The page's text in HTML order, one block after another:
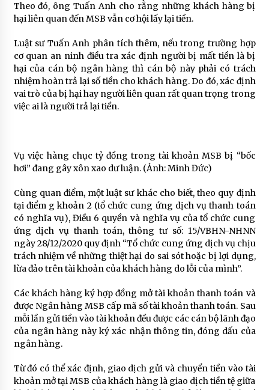
Theo đó, ông Tuấn Anh cho rằng những khách hàng bị
hại liên quan đến MSB vẫn cơ hội lấy lại tiền.
Luật sư Tuấn Anh phân tích thêm, nếu trong trường hợp
cơ quan an ninh điều tra xác định người bị mất tiền là bị
hại của cán bộ ngân hàng thì cán bộ này phải có trách
nhiệm hoàn trả lại số tiền cho khách hàng. Do đó, xác định
vai trò của bị hại hay người liên quan rất quan trọng trong
việc ai là người trả lại tiền.
Vụ việc hàng chục tỷ đồng trong tài khoản MSB bị “bốc
hơi” đang gây xôn xao dư luận. (Ảnh: Minh Đức)
Cùng quan điểm, một luật sư khác cho biết, theo quy định
tại điểm g khoản 2 (tổ chức cung ứng dịch vụ thanh toán
có nghĩa vụ), Điều 6 quyền và nghĩa vụ của tổ chức cung
ứng dịch vụ thanh toán, thông tư số: 15/VBHN-NHNN
ngày 28/12/2020 quy định “Tổ chức cung ứng dịch vụ chịu
trách nhiệm về những thiệt hại do sai sót hoặc bị lợi dụng,
lừa đảo trên tài khoản của khách hàng do lỗi của mình”.
Các khách hàng ký hợp đồng mở tài khoản thanh toán và
được Ngân hàng MSB cấp mã số tài khoản thanh toán. Sau
mỗi lần gửi tiền vào tài khoản đều được các cán bộ lãnh đạo
của ngân hàng này ký xác nhận thông tin, đóng dấu của
ngân hàng.
Từ đó có thể xác định, giao dịch gửi và chuyển tiền vào tài
khoản mở tại MSB của khách hàng là giao dịch tiền tệ giữa